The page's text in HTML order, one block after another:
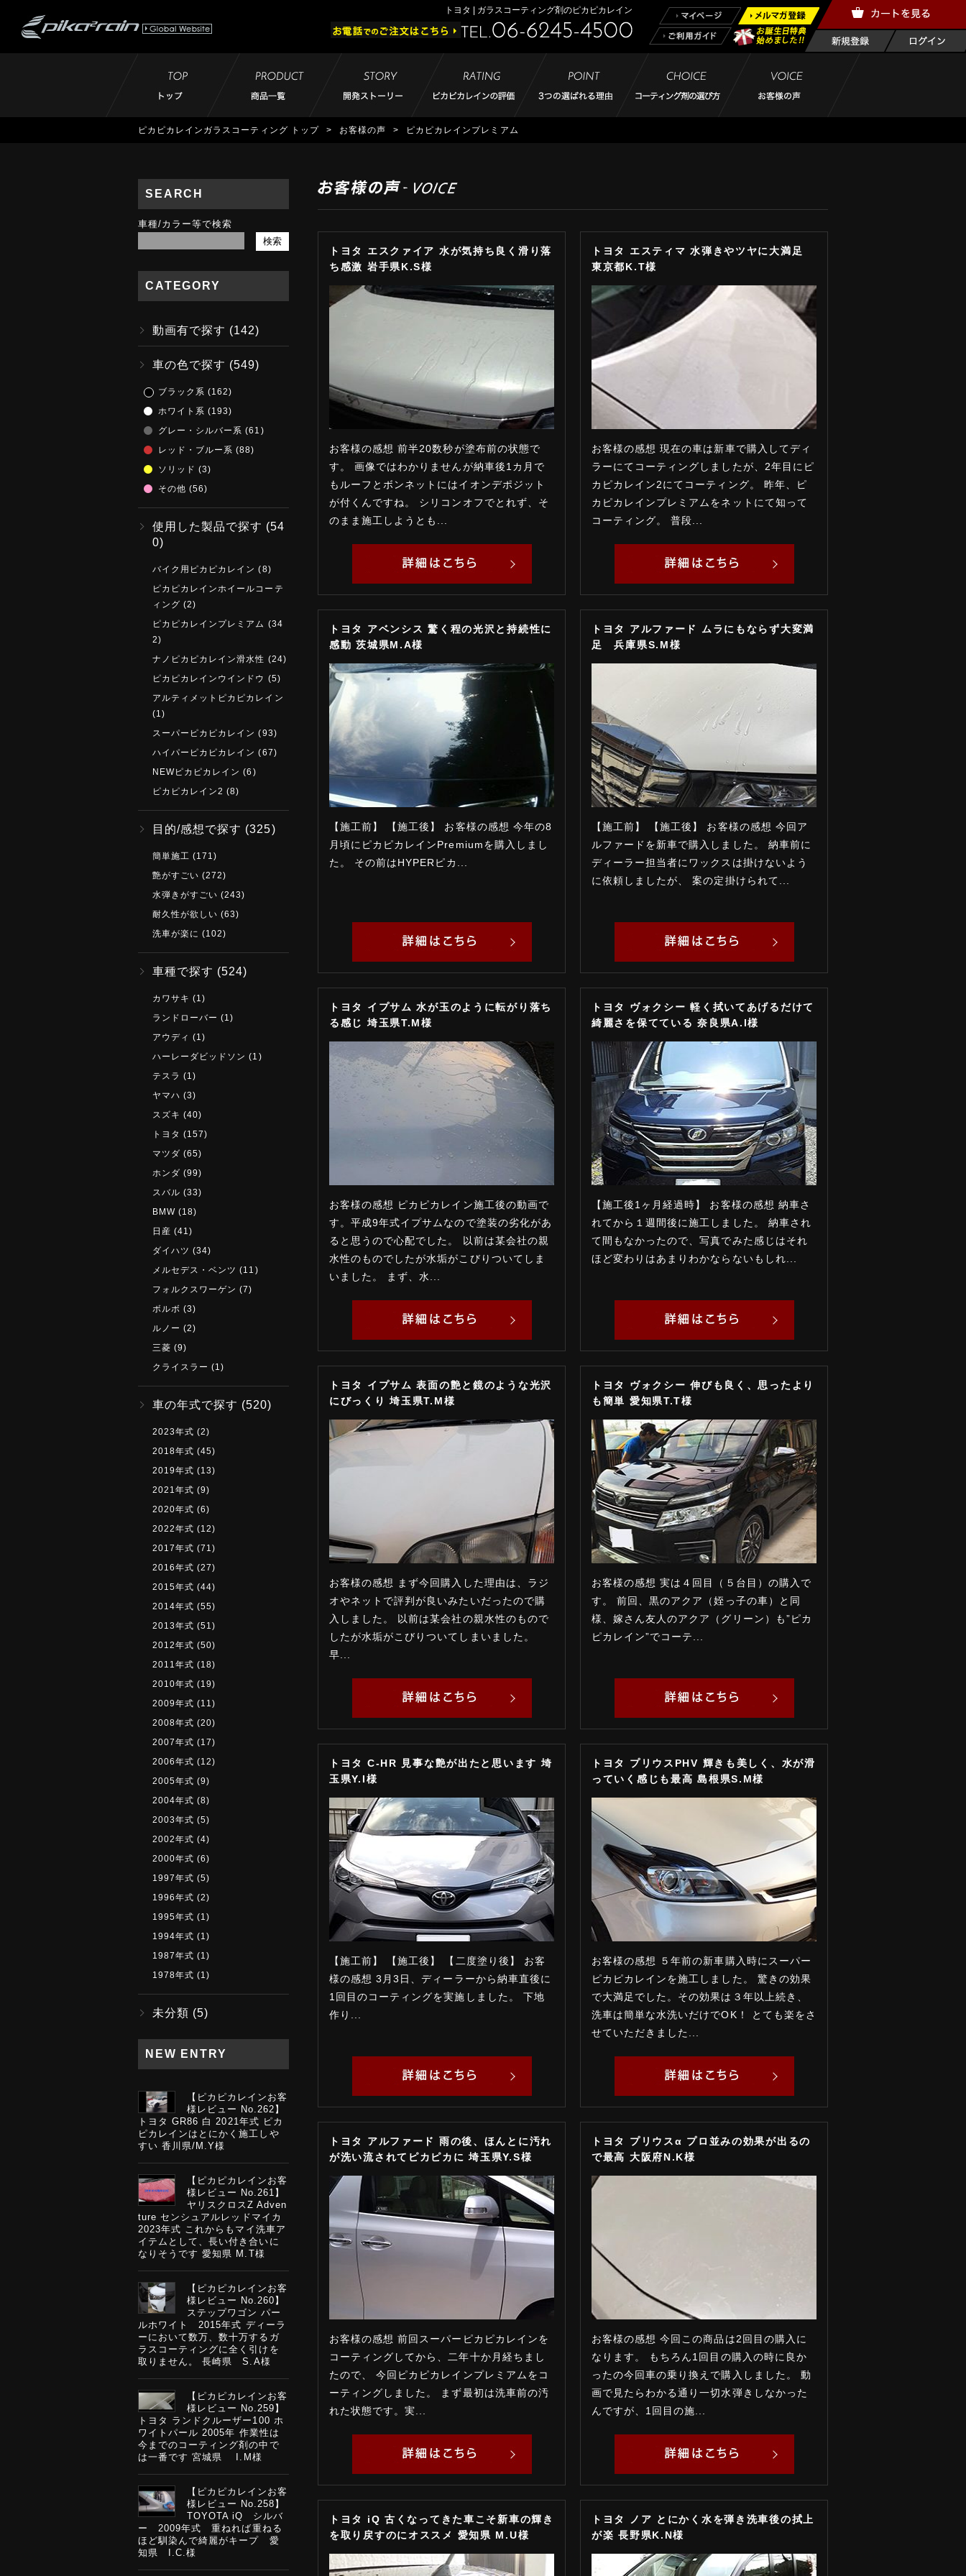
トヨタ | ガラスコーティング剤のピカピカレイン
ピカピカレインガラスコーティング トップ > お客様の声 > ピカピカレインプレミアム
トヨタ エスクァイア 水が気持ち良く滑り落
ち感激 岩手県K.S様
お客様の感想 前半20数秒が塗布前の状態で
す。 画像ではわかりませんが納車後1カ月で
もルーフとボンネットにはイオンデポジット
が付くんですね。 シリコンオフでとれず、そ
のまま施工しようとも...
トヨタ エスティマ 水弾きやツヤに大満足
東京都K.T様
お客様の感想 現在の車は新車で購入してディ
ラーにてコーティングしましたが、2年目にピ
カピカレイン2にてコーティング。 昨年、ピ
カピカレインプレミアムをネットにて知って
コーティング。 普段...
トヨタ アベンシス 驚く程の光沢と持続性に
感動 茨城県M.A様
【施工前】 【施工後】 お客様の感想 今年の8
月頃にピカピカレインPremiumを購入しまし
た。 その前はHYPERピカ...
トヨタ アルファード ムラにもならず大変満
足 兵庫県S.M様
【施工前】 【施工後】 お客様の感想 今回ア
ルファードを新車で購入しました。 納車前に
ディーラー担当者にワックスは掛けないよう
に依頼しましたが、 案の定掛けられて...
トヨタ イプサム 水が玉のように転がり落ち
る感じ 埼玉県T.M様
お客様の感想 ピカピカレイン施工後の動画で
す。平成9年式イプサムなので塗装の劣化があ
ると思うので心配でした。 以前は某会社の親
水性のものでしたが水垢がこびりついてしま
いました。 まず、水...
トヨタ ヴォクシー 軽く拭いてあげるだけて
綺麗さを保てている 奈良県A.I様
【施工後1ヶ月経過時】 お客様の感想 納車さ
れてから１週間後に施工しました。 納車され
て間もなかったので、写真でみた感じはそれ
ほど変わりはあまりわかならないもしれ...
トヨタ イプサム 表面の艶と鏡のような光沢
にびっくり 埼玉県T.M様
お客様の感想 まず今回購入した理由は、ラジ
オやネットで評判が良いみたいだったので購
入しました。 以前は某会社の親水性のもので
したが水垢がこびりついてしまいました。
早...
トヨタ ヴォクシー 伸びも良く、思ったより
も簡単 愛知県T.T様
お客様の感想 実は４回目（５台目）の購入で
す。 前回、黒のアクア（姪っ子の車）と同
様、嫁さん友人のアクア（グリーン）も”ピカ
ピカレイン”でコーテ...
トヨタ C-HR 見事な艶が出たと思います 埼
玉県Y.I様
【施工前】 【施工後】 【二度塗り後】 お客
様の感想 3月3日、ディーラーから納車直後に
1回目のコーティングを実施しました。 下地
作り...
トヨタ プリウスPHV 輝きも美しく、水が滑
っていく感じも最高 島根県S.M様
お客様の感想 ５年前の新車購入時にスーパー
ピカピカレインを施工しました。 驚きの効果
で大満足でした。その効果は３年以上続き、
洗車は簡単な水洗いだけでOK！ とても楽をさ
せていただきました...
トヨタ アルファード 雨の後、ほんとに汚れ
が洗い流されてピカピカに 埼玉県Y.S様
お客様の感想 前回スーパーピカピカレインを
コーティングしてから、二年十か月経ちまし
たので、 今回ピカピカレインプレミアムをコ
ーティングしました。 まず最初は洗車前の汚
れた状態です。実...
トヨタ プリウスα プロ並みの効果が出るの
で最高 大阪府N.K様
お客様の感想 今回この商品は2回目の購入に
なります。 もちろん1回目の購入の時に良か
ったの今回車の乗り換えで購入しました。 動
画で見たらわかる通り一切水弾きしなかった
んですが、1回目の施...
トヨタ iQ 古くなってきた車こそ新車の輝き
を取り戻すのにオススメ 愛知県 M.U様
トヨタ ノア とにかく水を弾き洗車後の拭上
が楽 長野県K.N様
SEARCH
車種/カラー等で検索
CATEGORY
動画有で探す (142)
車の色で探す (549)
ブラック系 (162)
ホワイト系 (193)
グレー・シルバー系 (61)
レッド・ブルー系 (88)
ソリッド (3)
その他 (56)
使用した製品で探す (54
0)
バイク用ピカピカレイン (8)
ピカピカレインホイールコーテ
ィング (2)
ピカピカレインプレミアム (34
2)
ナノピカピカレイン滑水性 (24)
ピカピカレインウインドウ (5)
アルティメットピカピカレイン
(1)
スーパーピカピカレイン (93)
ハイパーピカピカレイン (67)
NEWピカピカレイン (6)
ピカピカレイン2 (8)
目的/感想で探す (325)
簡単施工 (171)
艶がすごい (272)
水弾きがすごい (243)
耐久性が欲しい (63)
洗車が楽に (102)
車種で探す (524)
カワサキ (1)
ランドローバー (1)
アウディ (1)
ハーレーダビッドソン (1)
テスラ (1)
ヤマハ (3)
スズキ (40)
トヨタ (157)
マツダ (65)
ホンダ (99)
スバル (33)
BMW (18)
日産 (41)
ダイハツ (34)
メルセデス・ベンツ (11)
フォルクスワーゲン (7)
ボルボ (3)
ルノー (2)
三菱 (9)
クライスラー (1)
車の年式で探す (520)
2023年式 (2)
2018年式 (45)
2019年式 (13)
2021年式 (9)
2020年式 (6)
2022年式 (12)
2017年式 (71)
2016年式 (27)
2015年式 (44)
2014年式 (55)
2013年式 (51)
2012年式 (50)
2011年式 (18)
2010年式 (19)
2009年式 (11)
2008年式 (20)
2007年式 (17)
2006年式 (12)
2005年式 (9)
2004年式 (8)
2003年式 (5)
2002年式 (4)
2000年式 (6)
1997年式 (5)
1996年式 (2)
1995年式 (1)
1994年式 (1)
1987年式 (1)
1978年式 (1)
未分類 (5)
NEW ENTRY
【ピカピカレインお客
様レビュー No.262】
トヨタ GR86 白 2021年式 ピカ
ピカレインはとにかく施工しや
すい 香川県/M.Y様
【ピカピカレインお客
様レビュー No.261】
ヤリスクロスZ Adven
ture センシュアルレッドマイカ
2023年式 これからもマイ洗車ア
イテムとして、長い付き合いに
なりそうです 愛知県 M.T様
【ピカピカレインお客
様レビュー No.260】
ステップワゴン パー
ルホワイト 2015年式 ディーラ
ーにおいて数万、数十万するガ
ラスコーティングに全く引けを
取りません。 長崎県 S.A様
【ピカピカレインお客
様レビュー No.259】
トヨタ ランドクルーザー100 ホ
ワイトパール 2005年 作業性は
今までのコーティング剤の中で
は一番です 宮城県 I.M様
【ピカピカレインお客
様レビュー No.258】
TOYOTA iQ シルバ
ー 2009年式 重ねれば重ねる
ほど馴染んで綺麗がキープ 愛
知県 I.C.様